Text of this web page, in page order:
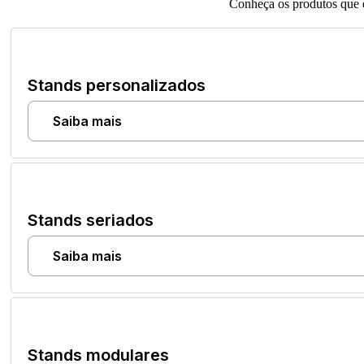
Conheça os produtos que
Stands personalizados
Saiba mais
Stands seriados
Saiba mais
Stands modulares